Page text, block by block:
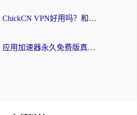
海外党实测：ChickCN VPN好用吗？和OurPlay VPN对比哪个回国效果更好？附避坑指南
海外党必看：应用加速器永久免费版真的靠谱吗？教你选对回国加速器无缝刷国内资源